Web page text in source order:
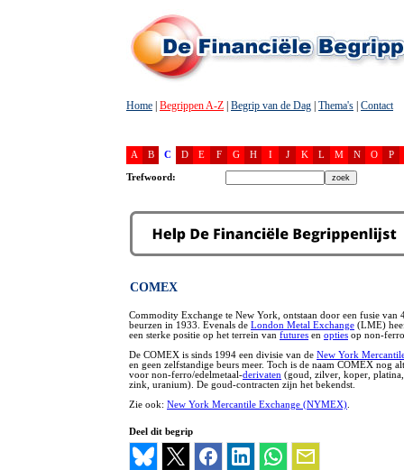
Home Begrippen A-Z Begrip van de Dag Thema's Contact
A B C D E F G H I J K L M N O P
Trefwoord:
COMEX
Commodity Exchange te New York, ontstaan door een fusie van
beurzen in 1933. Evenals de London Metal Exchange (LME)
een sterke positie op het terrein van futures en opties op non-
De COMEX is sinds 1994 een divisie van de New York
en geen zelfstandige beurs meer. Toch is de naam COMEX nog
voor non-ferro/edelmetaal-derivaten (goud, zilver, koper,
zink, uranium). De goud-contracten zijn het bekendst.
Zie ook: New York Mercantile Exchange (NYMEX)
Deel dit begrip